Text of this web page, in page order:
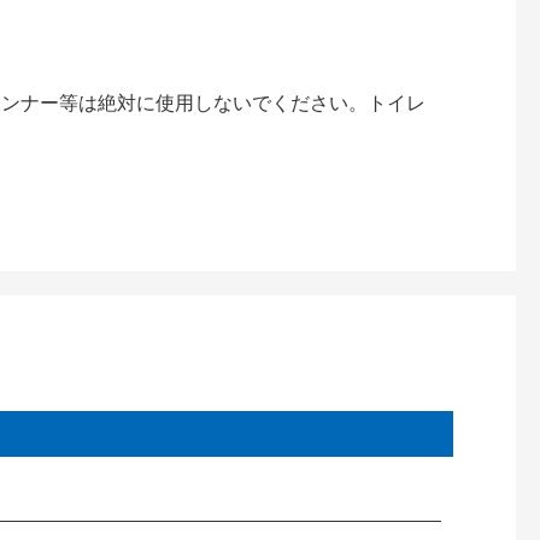
ナー等は絶対に使用しないでください。トイレ